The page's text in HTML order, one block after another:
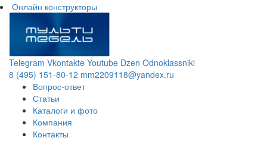
Онлайн конструкторы
Telegram Vkontakte Youtube Dzen Odnoklassniki
8 (495) 151-80-12 mm2209118@yandex.ru
Вопрос-ответ
Статьи
Каталоги и фото
Компания
Контакты